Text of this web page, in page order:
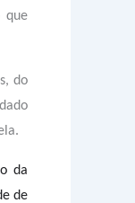
que
do
da
de